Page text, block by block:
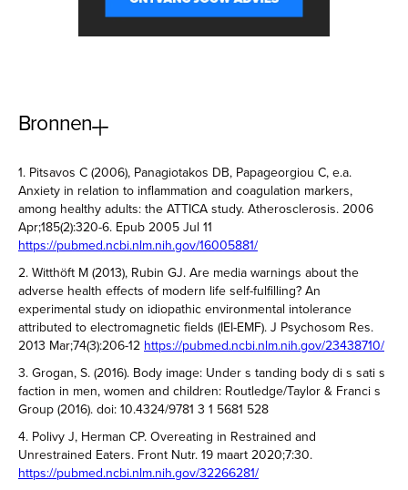
Bronnen
1. Pitsavos C (2006), Panagiotakos DB, Papageorgiou C, e.a.
Anxiety in relation to inflammation and coagulation markers,
among healthy adults: the ATTICA study. Atherosclerosis. 2006
Apr;185(2):320-6. Epub 2005 Jul 11
https://pubmed.ncbi.nlm.nih.gov/16005881/
2. Witthöft M (2013), Rubin GJ. Are media warnings about the
adverse health effects of modern life self-fulfilling? An
experimental study on idiopathic environmental intolerance
attributed to electromagnetic fields (IEI-EMF). J Psychosom Res.
2013 Mar;74(3):206-12 https://pubmed.ncbi.nlm.nih.gov/23438710/
3. Grogan, S. (2016). Body image: Under s tanding body di s sati s
faction in men, women and children: Routledge/Taylor & Franci s
Group (2016). doi: 10.4324/9781 3 1 5681 528
4. Polivy J, Herman CP. Overeating in Restrained and
Unrestrained Eaters. Front Nutr. 19 maart 2020;7:30.
https://pubmed.ncbi.nlm.nih.gov/32266281/